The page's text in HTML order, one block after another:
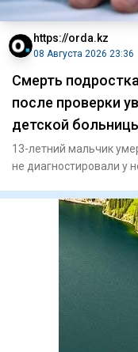
https://orda.kz
08 Августа 2026 23:36
Смерть
после проверки
детской
13-летний мальчик
не диагностировали у